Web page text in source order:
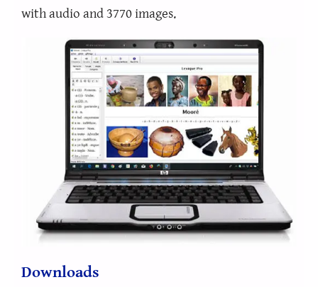
with audio and 3770 images.
Downloads